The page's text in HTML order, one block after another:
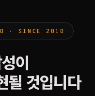
· SINCE 2010
이
될 것입니다